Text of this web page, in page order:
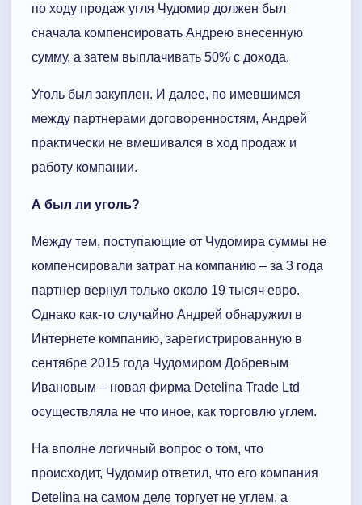
по ходу продаж угля Чудомир должен был
сначала компенсировать Андрею внесенную
сумму, а затем выплачивать 50% с дохода.
Уголь был закуплен. И далее, по имевшимся
между партнерами договоренностям, Андрей
практически не вмешивался в ход продаж и
работу компании.
А был ли уголь?
Между тем, поступающие от Чудомира суммы не
компенсировали затрат на компанию – за 3 года
партнер вернул только около 19 тысяч евро.
Однако как-то случайно Андрей обнаружил в
Интернете компанию, зарегистрированную в
сентябре 2015 года Чудомиром Добревым
Ивановым – новая фирма Detelina Trade Ltd
осуществляла не что иное, как торговлю углем.
На вполне логичный вопрос о том, что
происходит, Чудомир ответил, что его компания
Detelina на самом деле торгует не углем, а